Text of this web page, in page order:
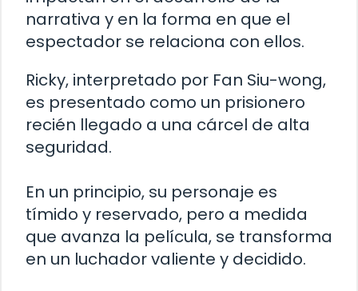
narrativa y en la forma en que el
espectador se relaciona con ellos.
Ricky, interpretado por Fan Siu-wong,
es presentado como un prisionero
recién llegado a una cárcel de alta
seguridad.
En un principio, su personaje es
tímido y reservado, pero a medida
que avanza la película, se transforma
en un luchador valiente y decidido.